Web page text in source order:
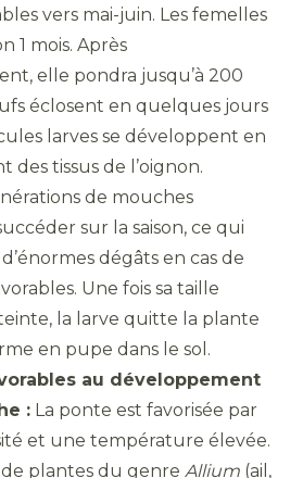
vers mai-juin. Les femelles
1 mois. Après
elle pondra jusqu’à 200
éclosent en quelques jours
larves se développent en
des tissus de l’oignon.
de mouches
sur la saison, ce qui
dégâts en cas de
Une fois sa taille
la larve quitte la plante
en pupe dans le sol.
au développement
: La ponte est favorisée par
et une température élevée.
plantes du genre Allium (ail,